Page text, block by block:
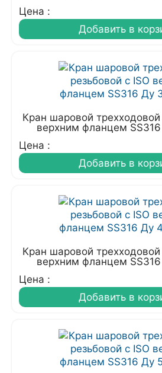
Цена :
Добавить в
Кран шаровой трехходовой
верхним фланцем
Цена :
Добавить в
Кран шаровой трехходовой
верхним фланцем
Цена :
Добавить в